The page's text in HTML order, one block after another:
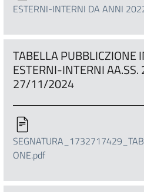
ESTERNI-INTERNI DA ANNI
TABELLA PUBBLICZIONE
ESTERNI-INTERNI
27/11/2024
ONE.pdf